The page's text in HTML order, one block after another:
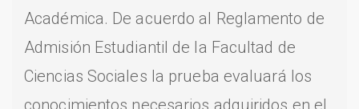
Académica. De acuerdo al Reglamento de
Admisión Estudiantil de la Facultad de
Ciencias Sociales la prueba evaluará los
conocimientos necesarios adquiridos en el